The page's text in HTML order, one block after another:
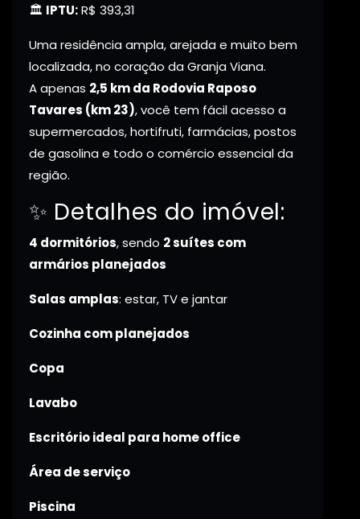
🏛️ IPTU:R$ 393,31
Uma residência ampla, arejada e muito bem
localizada, no coração da Granja Viana.
A apenas 2,5 km da Rodovia Raposo
Tavares (km 23), você tem fácil acesso a
supermercados, hortifruti, farmácias, postos
de gasolina e todo o comércio essencial da
região.
✨ Detalhes do imóvel:
4 dormitórios, sendo 2 suítes com
armários planejados
Salas amplas: estar, TV e jantar
Cozinha com planejados
Copa
Lavabo
Escritório ideal para home office
Área de serviço
Piscina